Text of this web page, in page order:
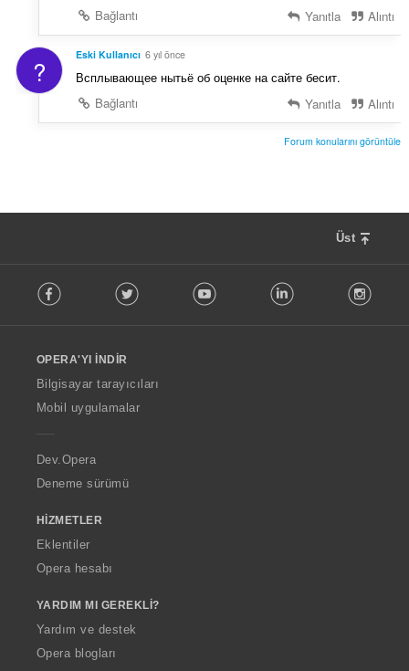
Bağlantı
Yanıtla Alıntı
? Eski Kullanıcı 6 yıl önce
Всплывающее нытьё об оценке на сайте бесит.
Bağlantı
Yanıtla Alıntı
Forum konularını görüntüle
Üst
o
w
O
p
a
Facebook Twitter Youtube LinkedIn
OPERA'YI İNDIR
Bilgisayar tarayıcıları
Mobil uygulamalar
Dev.Opera
Deneme sürümü
HIZMETLER
Eklentiler
Opera hesabı
YARDIM MI GEREKLI?
Yardım ve destek
Opera blogları